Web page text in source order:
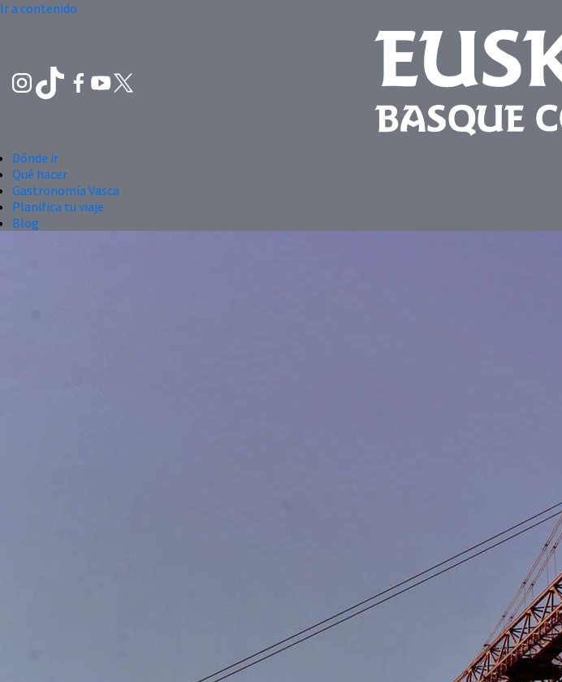
Ir a contenido
Dónde ir
Qué hacer
Gastronomía Vasca
Planifica tu viaje
Blog